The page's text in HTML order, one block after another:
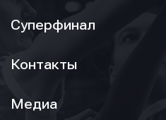
Суперфинал
Контакты
Медиа